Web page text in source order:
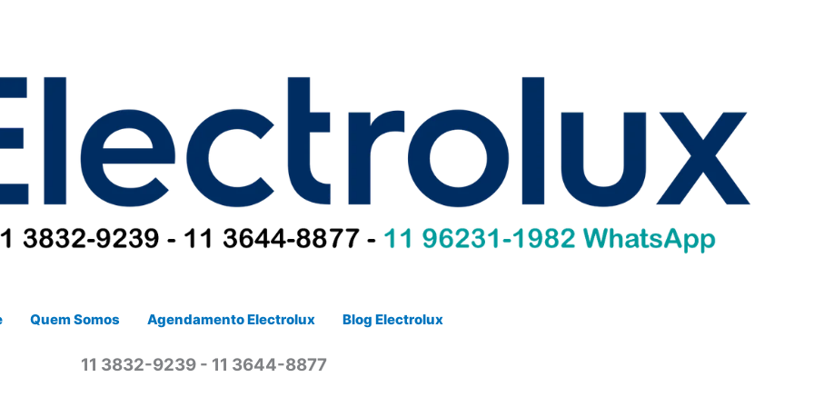
Quem Somos Agendamento Electrolux Blog Electrolux
11 3832-9239 - 11 3644-8877